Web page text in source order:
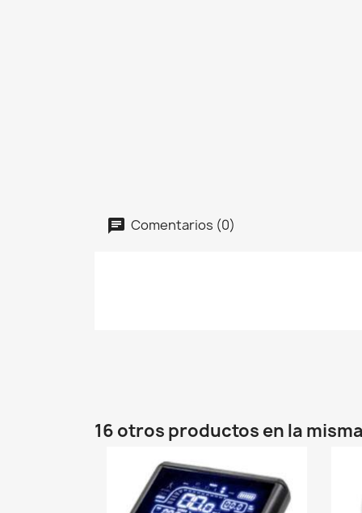
Comentarios (0)
16 otros productos en la